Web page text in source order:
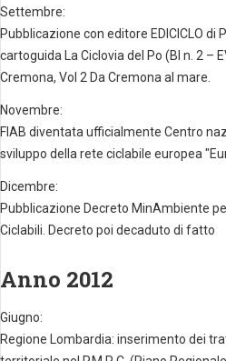
Settembre:
Pubblicazione con editore EDICICLO
cartoguida La Ciclovia del Po (BI n. 2 –
Cremona, Vol 2 Da Cremona al mare.
Novembre:
FIAB diventata ufficialmente Centro
sviluppo della rete ciclabile europea
Dicembre:
Pubblicazione Decreto MinAmbiente
Ciclabili. Decreto poi decaduto di fatto
Anno 2012
Giugno:
Regione Lombardia: inserimento dei